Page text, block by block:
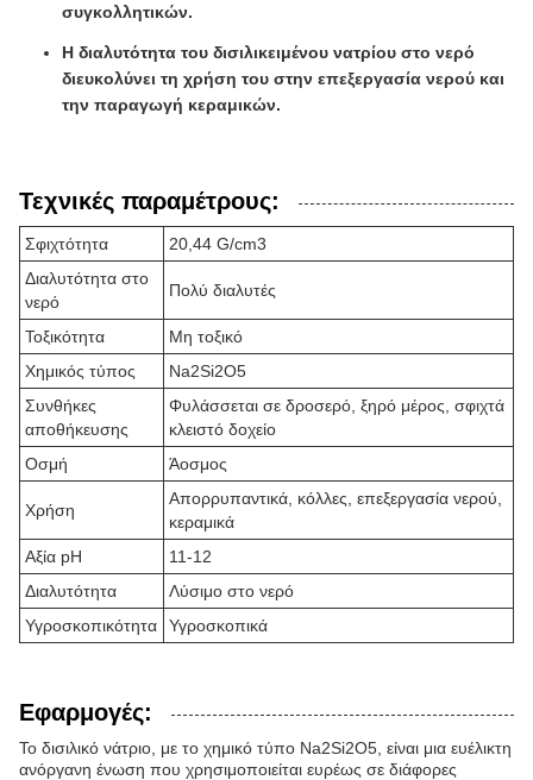
συγκολλητικών.
Η διαλυτότητα του δισιλικειμένου νατρίου στο νερό
διευκολύνει τη χρήση του στην επεξεργασία νερού και
την παραγωγή κεραμικών.
Τεχνικές παραμέτρους:
Σφιχτότητα
20,44 G/cm3
Διαλυτότητα στο
νερό
Πολύ διαλυτές
Τοξικότητα
Μη τοξικό
Χημικός τύπος
Na2Si2O5
Συνθήκες
αποθήκευσης
Φυλάσσεται σε δροσερό, ξηρό μέρος, σφιχτά
κλειστό δοχείο
Οσμή
Άοσμος
Χρήση
Απορρυπαντικά, κόλλες, επεξεργασία νερού,
κεραμικά
Αξία pH
11-12
Διαλυτότητα
Λύσιμο στο νερό
Υγροσκοπικότητα
Υγροσκοπικά
Εφαρμογές:
Το δισιλικό νάτριο, με το χημικό τύπο Na2Si2O5, είναι μια ευέλικτη
ανόργανη ένωση που χρησιμοποιείται ευρέως σε διάφορες